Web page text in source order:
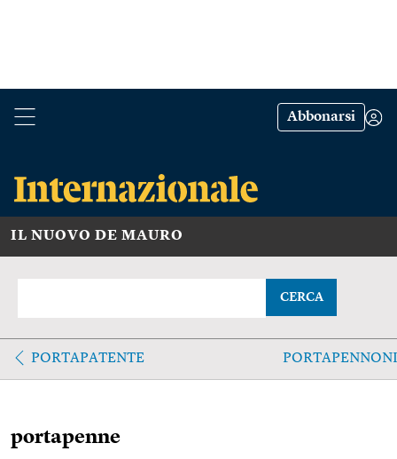
Abbonarsi
IL NUOVO DE MAURO
CERCA
PORTAPATENTE PORTAPENNONI
portapenne